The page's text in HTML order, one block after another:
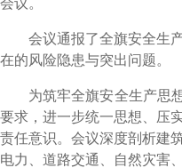
会议。
会议通报了全旗安全生产
在的风险隐患与突出问题。
为筑牢全旗安全生产思想
要求，进一步统一思想、压
责任意识。会议深度剖析建
电力、道路交通、自然灾害